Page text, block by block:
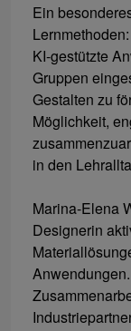
Ein
KI-gestützte
Gruppen
Gestalten zu
Möglichkeit,
in den
Marina-Elena
Designerin